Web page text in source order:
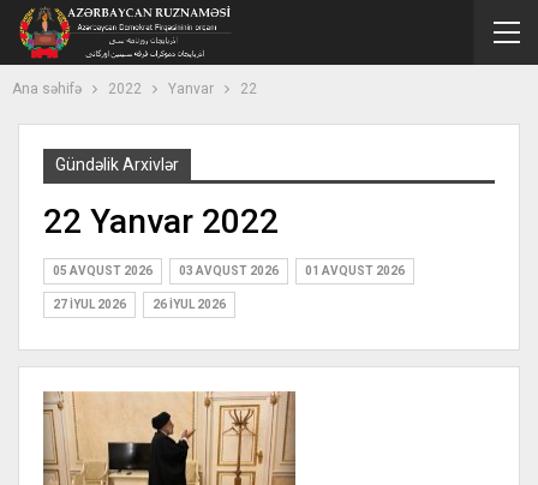
Ana səhifə 2022 Yanvar 22
Gündəlik Arxivlər
22 Yanvar 2022
05 AVQUST 2026 03 AVQUST 2026 01 AVQUST 2026
27 İYUL 2026 26 İYUL 2026